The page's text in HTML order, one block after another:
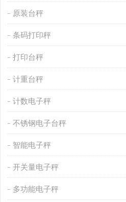
原装台秤
条码打印秤
打印台秤
计重台秤
计数电子秤
不锈钢电子台秤
智能电子秤
开关量电子秤
多功能电子秤